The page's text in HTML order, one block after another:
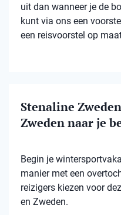
uit dan wanneer je de
kunt via ons een
een reisvoorstel op
Stenaline
Zweden naar je
Begin je
manier met een
reizigers kiezen voor
en Zweden.